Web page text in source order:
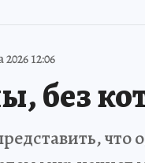
2026 12:06
без
что